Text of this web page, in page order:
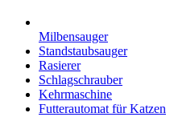
Milbensauger
Standstaubsauger
Rasierer
Schlagschrauber
Kehrmaschine
Futterautomat für Katzen